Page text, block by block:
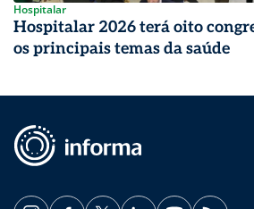
Hospitalar
Hospitalar 2026 terá oito
os principais temas da saúde